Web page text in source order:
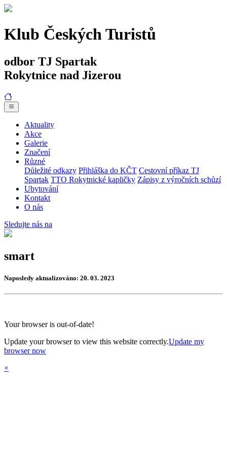
Klub Českých Turistů
odbor TJ Spartak
Rokytnice nad Jizerou
Aktuality
Akce
Galerie
Značení
Různé
Důležité odkazy Přihláška do KČT Cestovní příkaz TJ
Spartak TTO Rokytnické kapličky Zápisy z výročních schůzí
Ubytování
Kontakt
O nás
Sledujte nás na
smart
Naposledy aktualizováno: 20. 03. 2023
Your browser is out-of-date!
Update your browser to view this website correctly.Update my
browser now
×